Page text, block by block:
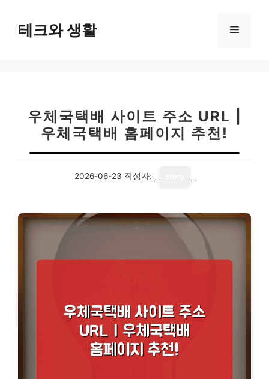
테크와 생활 메
우체국택배 사이트 주소 URL |
우체국택배 홈페이지 추천!
2026-06-23 작성자: